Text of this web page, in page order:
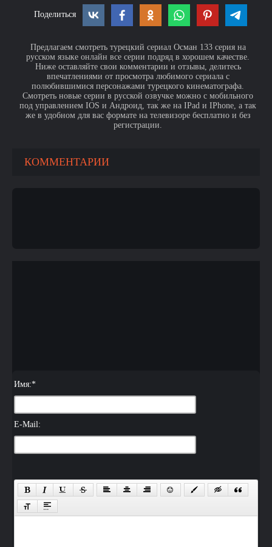
Поделиться
Предлагаем смотреть турецкий сериал Осман 133 серия на
русском языке онлайн все серии подряд в хорошем качестве.
Ниже оставляйте свои комментарии и отзывы, делитесь
впечатлениями от просмотра любимого сериала с
полюбившимися персонажами турецкого кинематографа.
Смотреть новые серии в русской озвучке можно с мобильного
под управлением IOS и Андроид, так же на IPad и IPhone, а так
же в удобном для вас формате на телевизоре бесплатно и без
регистрации.
КОММЕНТАРИИ
Имя:*
E-Mail: